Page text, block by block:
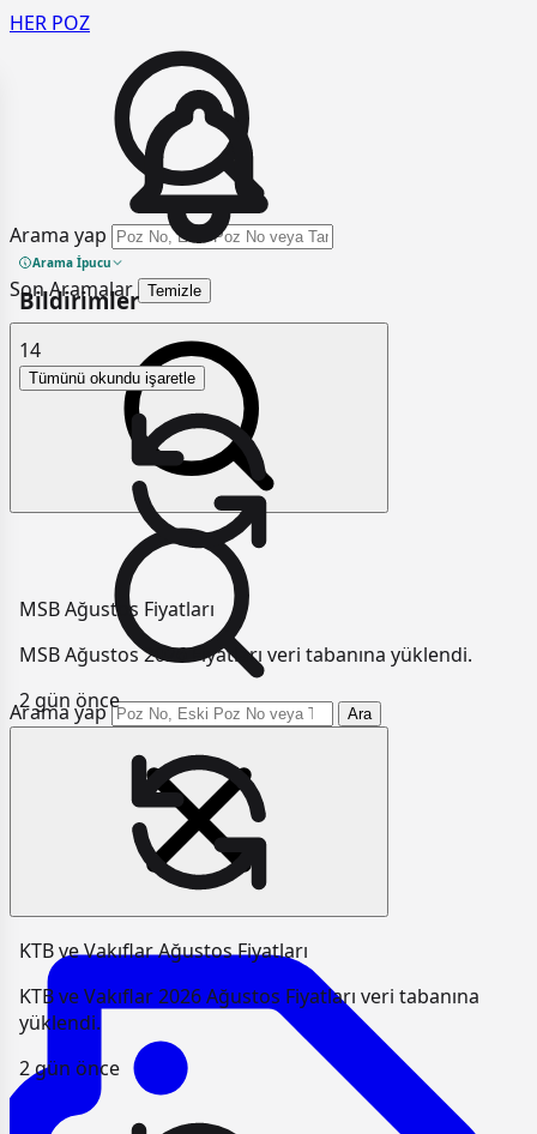
HER POZ
Arama yap
Arama İpucu
Son Aramalar Temizle
Arama yap Ara
Bildirimler
14
Tümünü okundu işaretle
MSB Ağustos Fiyatları
MSB Ağustos 2026 Fiyatları veri tabanına yüklendi.
2 gün önce
KTB ve Vakıflar Ağustos Fiyatları
KTB ve Vakıflar 2026 Ağustos Fiyatları veri tabanına
yüklendi.
2 gün önce